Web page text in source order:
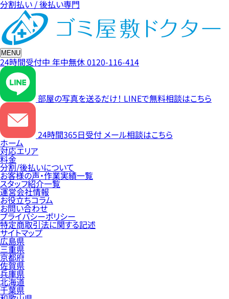
分割払い / 後払い専門
MENU
24時間受付中 年中無休0120-116-414
部屋の写真を送るだけ！ LINEで無料相談はこちら
24時間365日受付 メール相談はこちら
ホーム
対応エリア
料金
分割/後払いについて
お客様の声・作業実績一覧
スタッフ紹介一覧
運営会社情報
お役立ちコラム
お問い合わせ
プライバシーポリシー
特定商取引法に関する記述
サイトマップ
広島県
三重県
京都府
佐賀県
兵庫県
北海道
千葉県